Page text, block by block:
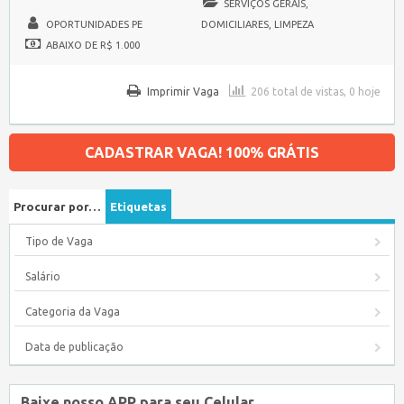
OPORTUNIDADES PE
SERVIÇOS GERAIS,
DOMICILIARES, LIMPEZA
ABAIXO DE R$ 1.000
206 total de vistas, 0 hoje
Imprimir Vaga
CADASTRAR VAGA! 100% GRÁTIS
Procurar por… Etiquetas
Tipo de Vaga
Salário
Categoria da Vaga
Data de publicação